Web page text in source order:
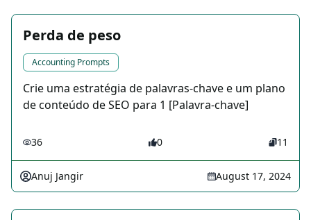
Perda de peso
Accounting Prompts
Crie uma estratégia de palavras-chave e um plano
de conteúdo de SEO para 1 [Palavra-chave]
36 0 11
Anuj Jangir August 17, 2024